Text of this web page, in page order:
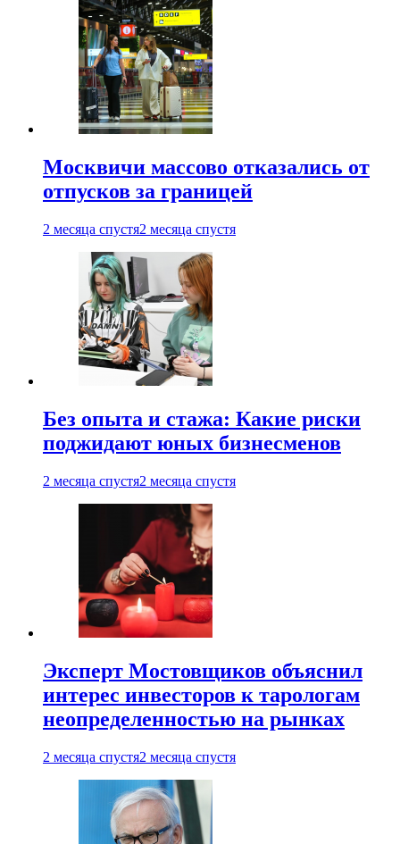
Москвичи массово отказались от
отпусков за границей
2 месяца спустя2 месяца спустя
Без опыта и стажа: Какие риски
поджидают юных бизнесменов
2 месяца спустя2 месяца спустя
Эксперт Мостовщиков объяснил
интерес инвесторов к тарологам
неопределенностью на рынках
2 месяца спустя2 месяца спустя